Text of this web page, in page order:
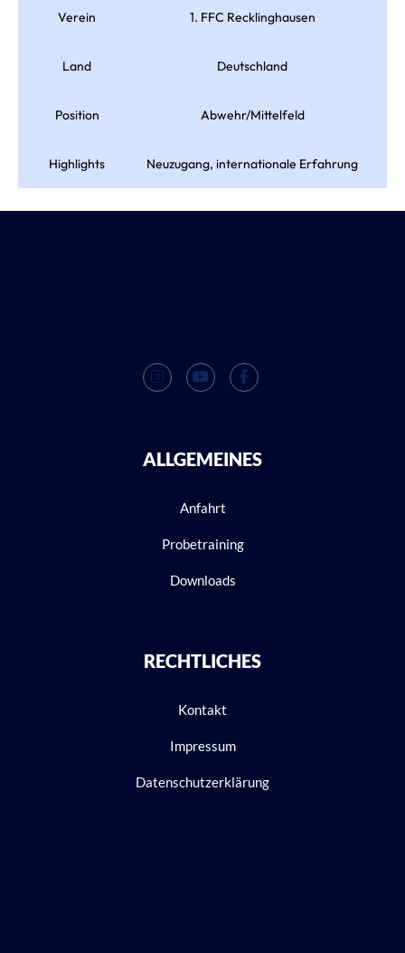
Verein 1. FFC Recklinghausen
Land Deutschland
Position Abwehr/Mittelfeld
Highlights Neuzugang, internationale Erfahrung
ALLGEMEINES
Anfahrt
Probetraining
Downloads
RECHTLICHES
Kontakt
Impressum
Datenschutzerklärung